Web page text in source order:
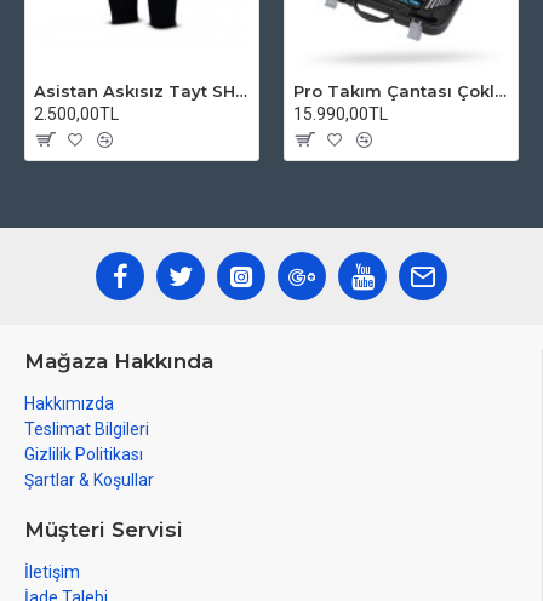
Asistan Askısız Tayt SH20 Pedli Siyah
2.500,00TL
Pro Takım Çantası Çoklu Tamir Seti
15.990,00TL
Mağaza Hakkında
Hakkımızda
Teslimat Bilgileri
Gizlilik Politikası
Şartlar & Koşullar
Müşteri Servisi
İletişim